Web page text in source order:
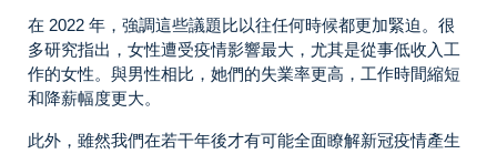
在 2022 年，強調這些議題比以往任何時候都更加緊迫。很
多研究指出，女性遭受疫情影響最大，尤其是從事低收入工
作的女性。與男性相比，她們的失業率更高，工作時間縮短
和降薪幅度更大。
此外，雖然我們在若干年後才有可能全面瞭解新冠疫情產生